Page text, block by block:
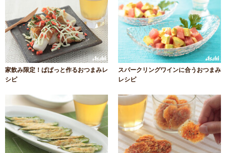
家飲み限定！ぱぱっと作るおつまみレ
シピ
スパークリングワインに合うおつまみ
レシピ